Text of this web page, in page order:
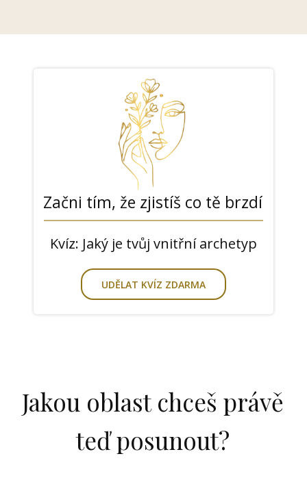
Začni tím, že zjistíš co tě brzdí
Kvíz: Jaký je tvůj vnitřní archetyp
UDĚLAT KVÍZ ZDARMA
Jakou oblast chceš právě
teď posunout?